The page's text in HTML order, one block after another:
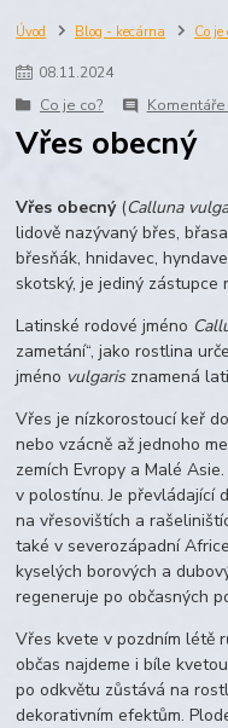
Prokloub
Vláknina
maltodextrin
Jablka plod
vitamín C
Úvod Blog - kecárna Co je
08.11.2024
Co je co?
Komentáře
Vřes obecný
Vřes obecný(Calluna
lidově nazývaný břes,
břesňák, hnidavec,
skotský, je jediný zástupce
Latinské rodové jméno
zametání“, jako rostlina
jméno vulgaris znamená
Vřes je nízkorostoucí keř
nebo vzácně až jednoho
zemích Evropy a Malé
v polostínu. Je převládající
na vřesovištích a
také v severozápadní
kyselých borových a
regeneruje po občasných
Vřes kvete v pozdním létě
občas najdeme i bíle
po odkvětu zůstává na
dekorativním efektům.